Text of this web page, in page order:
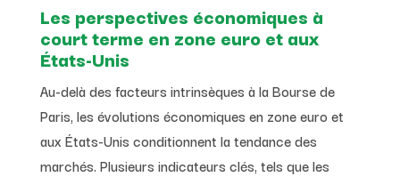
Les perspectives économiques à
court terme en zone euro et aux
États-Unis
Au-delà des facteurs intrinsèques à la Bourse de
Paris, les évolutions économiques en zone euro et
aux États-Unis conditionnent la tendance des
marchés. Plusieurs indicateurs clés, tels que les